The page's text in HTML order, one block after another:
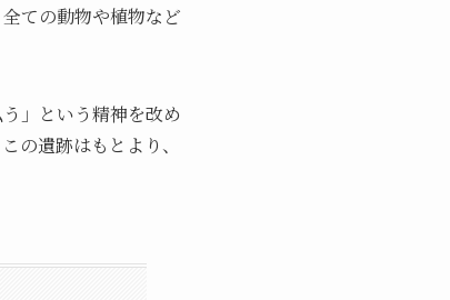
ての動物や植物など
」という精神を改め
の遺跡はもとより、